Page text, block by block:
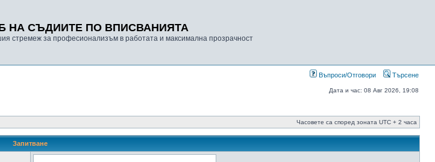
НА СЪДИИТЕ ПО ВПИСВАНИЯТА
стремеж за професионализъм в работата и максимална прозрачност
Въпроси/Отговори Търсене
Дата и час: 08 Авг 2026, 19:08
Часовете са според зоната UTC + 2 часа
Запитване